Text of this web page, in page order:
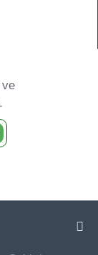
ve